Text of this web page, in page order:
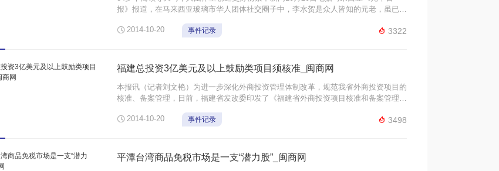
报》报道，在马来西亚玻璃市华人团体社交圈子中，李水贺是众人皆知的元老，虽已
的家庭后，便出来社会踊跃参与各项华团活动，希望能为华社贡献一份力量。李水贺是
 2014-10-20 事件记录  3322
福建总投资3亿美元及以上鼓励类项目须核准_闽商网
本报讯（记者刘文艳）为进一步深化外商投资管理体制改革，规范我省外商投资项目的
核准、备案管理，日前，福建省发改委印发了《福建省外商投资项目核准和备案管理办
境内企业、外商投资企业增资及再投资项目等各类外商投资项目。项目管理实现核 ...
 2014-10-20 事件记录  3498
平潭台湾商品免税市场是一支“潜力股”_闽商网